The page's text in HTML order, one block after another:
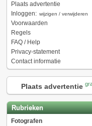
Plaats advertentie
Inloggen: wijzigen / verwijderen
Voorwaarden
Regels
FAQ / Help
Privacy-statement
Contact informatie
Plaats advertentie
Rubrieken
Fotografen